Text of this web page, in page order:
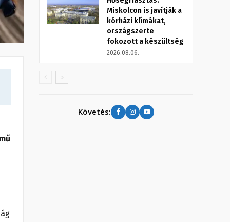
Miskolcon is javítják a
kórházi klímákat,
országszerte
fokozott a készültség
2026.08.06.
Követés: